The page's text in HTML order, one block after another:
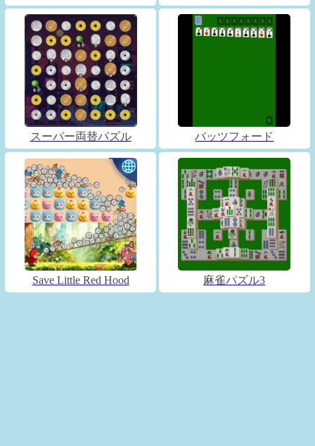
スーパー両替パズル バッツフォード
Save Little Red Hood 麻雀パズル3